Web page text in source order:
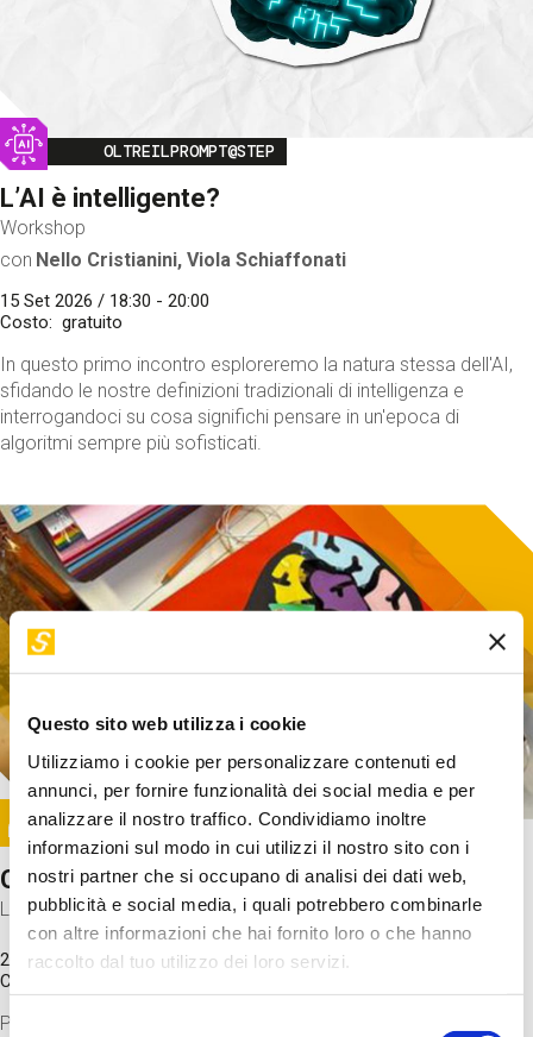
Questo sito web utilizza i cookie
Utilizziamo i cookie per personalizzare contenuti ed
annunci, per fornire funzionalità dei social media e per
analizzare il nostro traffico. Condividiamo inoltre
informazioni sul modo in cui utilizzi il nostro sito con i
nostri partner che si occupano di analisi dei dati web,
pubblicità e social media, i quali potrebbero combinarle
con altre informazioni che hai fornito loro o che hanno
raccolto dal tuo utilizzo dei loro servizi.
Selezione
Image
OLTREILPROMPT@STEP
L’AI è intelligente?
Workshop
con Nello Cristianini, Viola Schiaffonati
15 Set 2026 / 18:30 - 20:00
Costo
gratuito
In questo primo incontro esploreremo la natura stessa dell'AI,
sfidando le nostre definizioni tradizionali di intelligenza e
interrogandoci su cosa significhi pensare in un'epoca di
algoritmi sempre più sofisticati.
Image
SUNDAY@STEP
Come funziona il cervello?
Laboratorio
20 Set 2026 / 11:15 - 13:00
Costo
Proveremo a costruire un cervello in cartoncino cercando di